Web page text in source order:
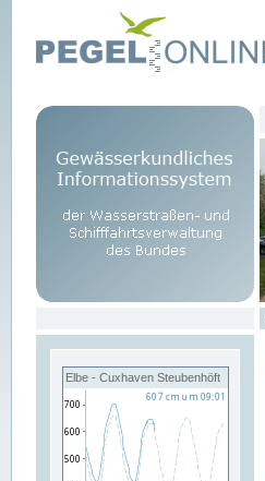
Elbe - Cuxhaven Steubenhöft